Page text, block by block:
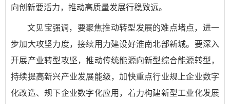
向创新要活力，推动高质量发展行稳致远。
文见宝强调，要聚焦推动转型发展的难点堵点，进一
步加大攻坚力度，接续用力建设好淮南北部新城。要深入
开展产业转型攻坚，推动传统能源向新型综合能源转型，
持续提高新兴产业发展能级，加快重点行业规上企业数字
化改造、规下企业数字化应用，着力构建新型工业化发展